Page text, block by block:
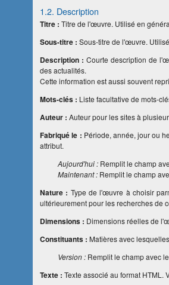
1.2. Description
Titre : Titre de l'œuvre. Utilisé en
Sous-titre : Sous-titre de l'œuvre.
Description : Courte description de
des actualités.
Cette information est aussi souvent
Mots-clés : Liste facultative de mots-
Auteur :Auteur pour les sites à
Fabriqué le : Période, année, jour ou
attribut.
Aujourd'hui : Remplit le champ
Maintenant : Remplit le champ
Nature : Type de l'œuvre à choisir
ultérieurement pour les recherches de
Dimensions : Dimensions réelles de
Constituants : Matières avec
Version : Remplit le champ avec
Texte : Texte associé au format HTML.